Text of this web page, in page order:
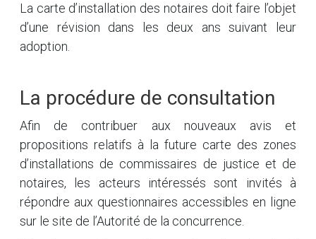
La carte d’installation des notaires doit faire l’objet
d’une révision dans les deux ans suivant leur
adoption.
La procédure de consultation
Afin de contribuer aux nouveaux avis et
propositions relatifs à la future carte des zones
d’installations de commissaires de justice et de
notaires, les acteurs intéressés sont invités à
répondre aux questionnaires accessibles en ligne
sur le site de l’Autorité de la concurrence.